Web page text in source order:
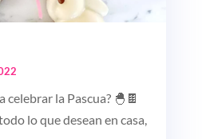
celebrar la Pascua? 🐣🍫
lo que desean en casa,